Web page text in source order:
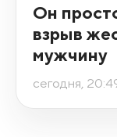
Он
взрыв
мужчину
сегодня,